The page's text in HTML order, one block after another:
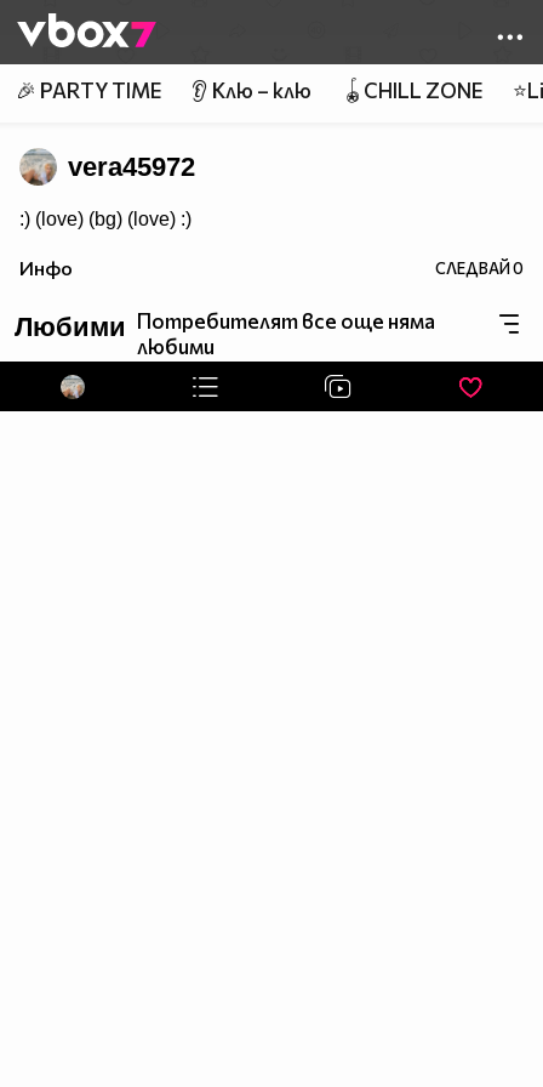
👾
🎉 PARTY TIME 👂 Клю – клю 🪀CHILL ZONE
vera45972
:) (love) (bg) (love) :)
Инфо СЛЕДВАЙ0
Любими Потребителят все още няма
любими